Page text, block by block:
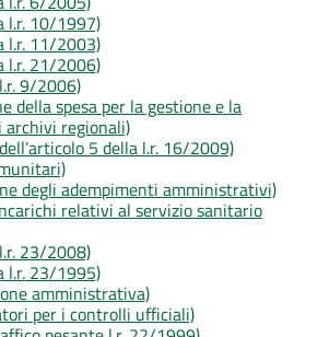
l.r. 10/1997)
l.r. 11/2003)
l.r. 21/2006)
9/2006)
della spesa per la gestione e la
archivi regionali)
5 della l.r. 16/2009)
degli adempimenti amministrativi)
relativi al servizio sanitario
23/2008)
l.r. 23/1995)
amministrativa)
per i controlli ufficiali)